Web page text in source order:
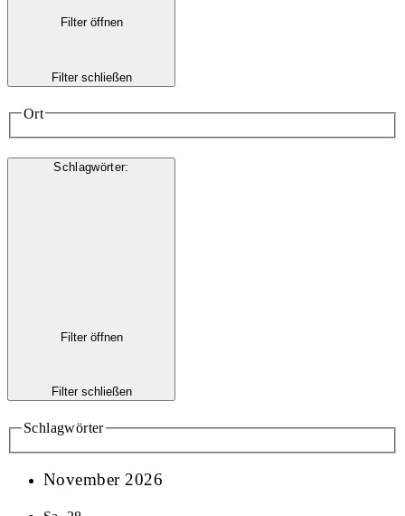
Filter öffnen
Filter schließen
Ort
Schlagwörter:
Filter öffnen
Filter schließen
Schlagwörter
November 2026